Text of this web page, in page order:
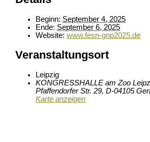
Beginn: September 4, 2025
Ende: September 6, 2025
Website: www.fesn-gnp2025.de
Veranstaltungsort
Leipzig
KONGRESSHALLE am Zoo
Pfaffendorfer Str. 29, D-04105
Karte anzeigen